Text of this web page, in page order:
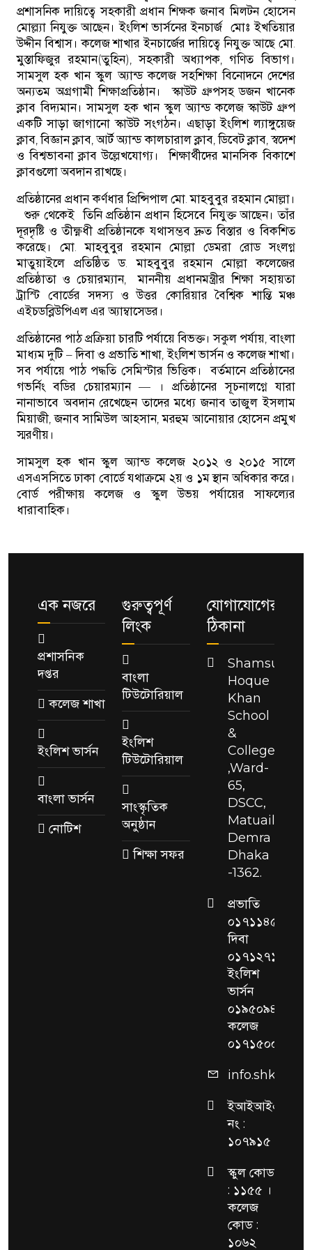
প্রশাসনিক দায়িত্বে সহকারী প্রধান শিক্ষক জনাব মিলটন হোসেন
মোল্ল্যা নিযুক্ত আছেন। ইংলিশ ভার্সনের ইনচার্জ মোঃ ইখতিয়ার
উদ্দীন বিশ্বাস। কলেজ শাখার ইনচার্জের দায়িত্বে নিযুক্ত আছে মো.
মুস্তাফিজুর রহমান(তুহিন), সহকারী অধ্যাপক, গণিত বিভাগ।
সামসুল হক খান স্কুল অ্যান্ড কলেজ সহশিক্ষা বিনোদনে দেশের
অন্যতম অগ্রগামী শিক্ষাপ্রতিষ্ঠান। স্কাউট গ্রুপসহ ডজন খানেক
ক্লাব বিদ্যমান। সামসুল হক খান স্কুল অ্যান্ড কলেজ স্কাউট গ্রুপ
একটি সাড়া জাগানো স্কাউট সংগঠন। এছাড়া ইংলিশ ল্যাঙ্গুয়েজ
ক্লাব, বিজ্ঞান ক্লাব, আর্ট অ্যান্ড কালচারাল ক্লাব, ডিবেট ক্লাব, স্বদেশ
ও বিশ্বভাবনা ক্লাব উল্লেখযোগ্য। শিক্ষার্থীদের মানসিক বিকাশে
ক্লাবগুলো অবদান রাখছে।
প্রতিষ্ঠানের প্রধান কর্ণধার প্রিন্সিপাল মো. মাহবুবুর রহমান মোল্লা।
শুরু থেকেই তিনি প্রতিষ্ঠান প্রধান হিসেবে নিযুক্ত আছেন। তাঁর
দূরদৃষ্টি ও তীক্ষ্ণধী প্রতিষ্ঠানকে যথাসম্ভব দ্রুত বিস্তার ও বিকশিত
করেছে। মো. মাহবুবুর রহমান মোল্লা ডেমরা রোড সংলগ্ন
মাতুয়াইলে প্রতিষ্ঠিত ড. মাহবুবুর রহমান মোল্লা কলেজের
প্রতিষ্ঠাতা ও চেয়ারম্যান, মাননীয় প্রধানমন্ত্রীর শিক্ষা সহায়তা
ট্রাস্টি বোর্ডের সদস্য ও উত্তর কোরিয়ার বৈশ্বিক শান্তি মঞ্চ
এইচডব্লিউপিএল এর অ্যাম্বাসেডর।
প্রতিষ্ঠানের পাঠ প্রক্রিয়া চারটি পর্যায়ে বিভক্ত। সকুল পর্যায়, বাংলা
মাধ্যম দুটি – দিবা ও প্রভাতি শাখা, ইংলিশ ভার্সন ও কলেজ শাখা।
সব পর্যায়ে পাঠ পদ্ধতি সেমিস্টার ভিত্তিক। বর্তমানে প্রতিষ্ঠানের
গভর্নিং বডির চেয়ারম্যান — । প্রতিষ্ঠানের সূচনালগ্নে যারা
নানাভাবে অবদান রেখেছেন তাদের মধ্যে জনাব তাজুল ইসলাম
মিয়াজী, জনাব সামিউল আহসান, মরহুম আনোয়ার হোসেন প্রমুখ
স্মরণীয়।
সামসুল হক খান স্কুল অ্যান্ড কলেজ ২০১২ ও ২০১৫ সালে
এসএসসিতে ঢাকা বোর্ডে যথাক্রমে ২য় ও ১ম স্থান অধিকার করে।
বোর্ড পরীক্ষায় কলেজ ও স্কুল উভয় পর্যায়ের সাফল্যের
ধারাবাহিক।
এক নজরে
প্রশাসনিক
দপ্তর
কলেজ শাখা
ইংলিশ ভার্সন
বাংলা ভার্সন
নোটিশ
গুরুত্বপূর্ণ
লিংক
বাংলা
টিউটোরিয়াল
ইংলিশ
টিউটোরিয়াল
সাংস্কৃতিক
অনুষ্ঠান
শিক্ষা সফর
যোগাযোগের
ঠিকানা
Shamsul
Hoque
Khan
School
&
College
,Ward-
65,
DSCC,
Matuail,
Demra
Dhaka
-1362.
প্রভাতি
০১৭১১৪৫৫২৮৬,
দিবা
০১৭১২৭১৫৩২৫,
ইংলিশ
ভার্সন
০১৯৫০৯৪১৯২৯,
কলেজ
০১৭১৫০০৮৫১৭
ইআইআইএন
নং :
১০৭৯১৫
স্কুল কোড
: ১১৫৫ ।
কলেজ
কোড :
১০৬২